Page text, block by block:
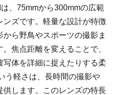
、75mmから300mmの広範
ンズです。軽量な設計が特徴
ら野鳥やスポーツの撮影ま
焦点距離を変えることで、
体を詳細に捉えたりする柔
う軽さは、長時間の撮影や
します。このレンズの特長